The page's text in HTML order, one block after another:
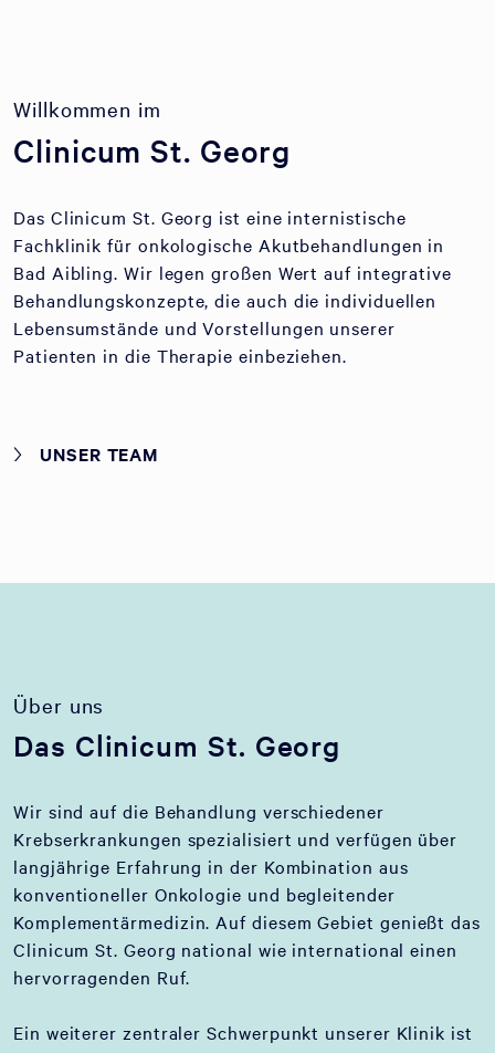
Willkommen im
Clinicum St. Georg
Das Clinicum St. Georg ist eine internistische
Fachklinik für onkologische Akutbehandlungen in
Bad Aibling. Wir legen großen Wert auf integrative
Behandlungskonzepte, die auch die individuellen
Lebensumstände und Vorstellungen unserer
Patienten in die Therapie einbeziehen.
UNSER TEAM
Über uns
Das Clinicum St. Georg
Wir sind auf die Behandlung verschiedener
Krebserkrankungen spezialisiert und verfügen über
langjährige Erfahrung in der Kombination aus
konventioneller Onkologie und begleitender
Komplementärmedizin. Auf diesem Gebiet genießt das
Clinicum St. Georg national wie international einen
hervorragenden Ruf.
Ein weiterer zentraler Schwerpunkt unserer Klinik ist